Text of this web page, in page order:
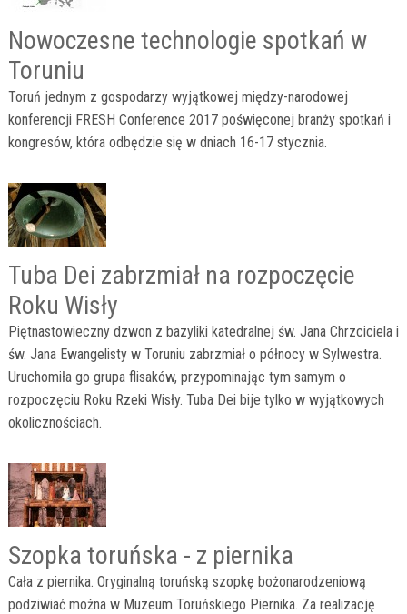
Nowoczesne technologie spotkań w
Toruniu
Toruń jednym z gospodarzy wyjątkowej między-narodowej
konferencji FRESH Conference 2017 poświęconej branży spotkań i
kongresów, która odbędzie się w dniach 16-17 stycznia.
Tuba Dei zabrzmiał na rozpoczęcie
Roku Wisły
Piętnastowieczny dzwon z bazyliki katedralnej św. Jana Chrzciciela i
św. Jana Ewangelisty w Toruniu zabrzmiał o północy w Sylwestra.
Uruchomiła go grupa flisaków, przypominając tym samym o
rozpoczęciu Roku Rzeki Wisły. Tuba Dei bije tylko w wyjątkowych
okolicznościach.
Szopka toruńska - z piernika
Cała z piernika. Oryginalną toruńską szopkę bożonarodzeniową
podziwiać można w Muzeum Toruńskiego Piernika. Za realizację